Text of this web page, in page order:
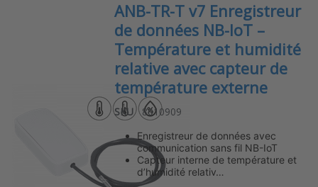
ANB-TR-T v7 Enregistreur
de données NB-IoT –
Température et humidité
relative avec capteur de
température externe
SKU 8010909
Enregistreur de données avec
communication sans fil NB-IoT
Capteur interne de température et
d’humidité relativ…